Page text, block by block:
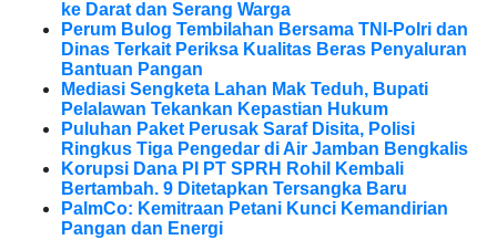
ke Darat dan Serang Warga
Perum Bulog Tembilahan Bersama TNI-Polri dan
Dinas Terkait Periksa Kualitas Beras Penyaluran
Bantuan Pangan
Mediasi Sengketa Lahan Mak Teduh, Bupati
Pelalawan Tekankan Kepastian Hukum
Puluhan Paket Perusak Saraf Disita, Polisi
Ringkus Tiga Pengedar di Air Jamban Bengkalis
Korupsi Dana PI PT SPRH Rohil Kembali
Bertambah. 9 Ditetapkan Tersangka Baru
PalmCo: Kemitraan Petani Kunci Kemandirian
Pangan dan Energi